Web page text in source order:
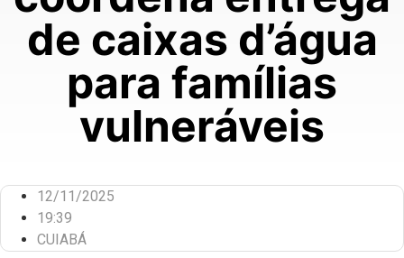
de caixas d’água
para famílias
vulneráveis
12/11/2025
19:39
CUIABÁ